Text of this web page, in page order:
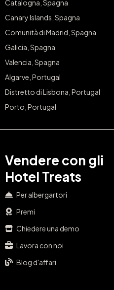
Catalogna, Spagna
Canary Islands, Spagna
Comunità di Madrid, Spagna
Galicia, Spagna
Valencia, Spagna
Algarve, Portugal
Distretto di Lisbona, Portugal
Porto, Portugal
Vendere con gli
Hotel Treats
Per albergartori
Premi
Chiedere una demo
Lavora con noi
Blog d'affari